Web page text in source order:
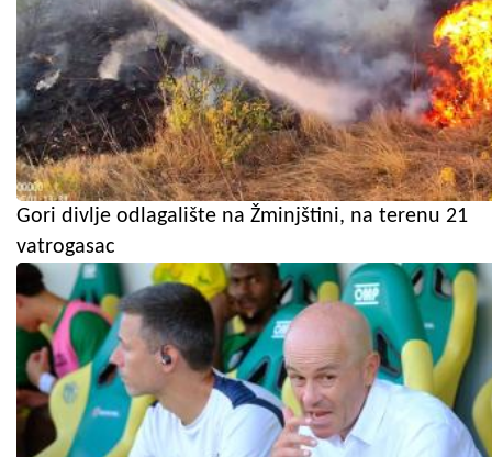
Gori divlje odlagalište na Žminjštini, na terenu 21
vatrogasac